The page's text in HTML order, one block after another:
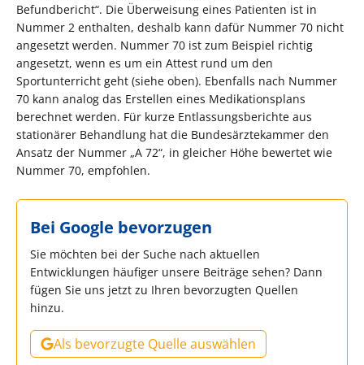
Befundbericht“. Die Überweisung eines Patienten ist in
Nummer 2 enthalten, deshalb kann dafür Nummer 70 nicht
angesetzt werden. Nummer 70 ist zum Beispiel richtig
angesetzt, wenn es um ein Attest rund um den
Sportunterricht geht (siehe oben). Ebenfalls nach Nummer
70 kann analog das Erstellen eines Medikationsplans
berechnet werden. Für kurze Entlassungsberichte aus
stationärer Behandlung hat die Bundesärztekammer den
Ansatz der Nummer „A 72“, in gleicher Höhe bewertet wie
Nummer 70, empfohlen.
Bei Google bevorzugen
Sie möchten bei der Suche nach aktuellen
Entwicklungen häufiger unsere Beiträge sehen? Dann
fügen Sie uns jetzt zu Ihren bevorzugten Quellen
hinzu.
Als bevorzugte Quelle auswählen